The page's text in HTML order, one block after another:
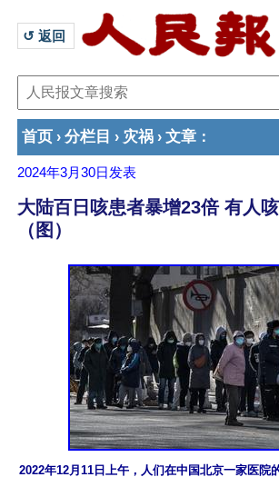
↺ 返回
首页 › 分栏目 › 灾祸 › 文章 ：
2024年3月30日 发表
大陆百日咳患者暴增23倍 有人
（图）
2022年12月11日上午，人们在中国北京一家医院